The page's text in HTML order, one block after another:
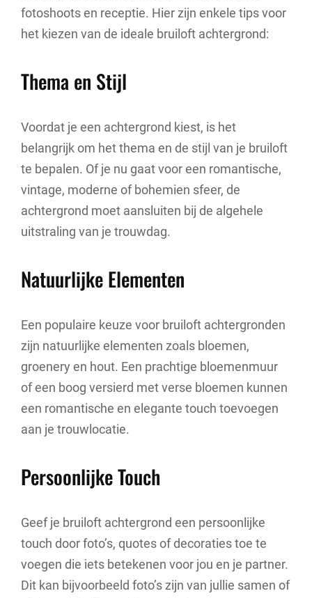
fotoshoots en receptie. Hier zijn enkele tips voor
het kiezen van de ideale bruiloft achtergrond:
Thema en Stijl
Voordat je een achtergrond kiest, is het
belangrijk om het thema en de stijl van je bruiloft
te bepalen. Of je nu gaat voor een romantische,
vintage, moderne of bohemien sfeer, de
achtergrond moet aansluiten bij de algehele
uitstraling van je trouwdag.
Natuurlijke Elementen
Een populaire keuze voor bruiloft achtergronden
zijn natuurlijke elementen zoals bloemen,
groenery en hout. Een prachtige bloemenmuur
of een boog versierd met verse bloemen kunnen
een romantische en elegante touch toevoegen
aan je trouwlocatie.
Persoonlijke Touch
Geef je bruiloft achtergrond een persoonlijke
touch door foto’s, quotes of decoraties toe te
voegen die iets betekenen voor jou en je partner.
Dit kan bijvoorbeeld foto’s zijn van jullie samen of